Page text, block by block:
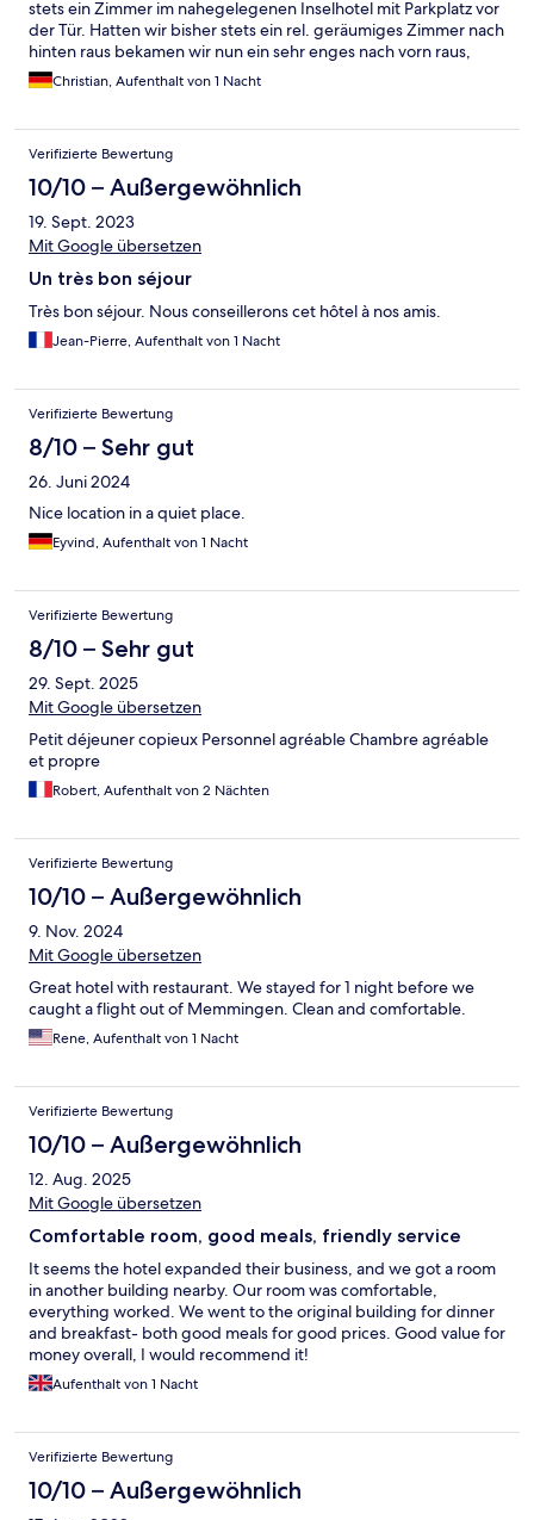
stets ein Zimmer im nahegelegenen Inselhotel mit Parkplatz vor
der Tür. Hatten wir bisher stets ein rel. geräumiges Zimmer nach
hinten raus bekamen wir nun ein sehr enges nach vorn raus,
zwar mit Balkon, aber bei einer Nacht nutzlos. Traditionell essen
wir in der Kunstmühle auch zu Abend. Essen war gut. Meine
sonst alles ok. Am nächsten Morgen nahmen wir auch dort das
Frühstück ein, da es auf Prospekten im Zimmer und an den
Tischen im Restaurant für einen günstigen Preis angepriesen
wurde. Als ich bezahlen wollte, rief die Wirtin aber einen
1,5fachen Preis fürs Frühstück auf mit der Begründung, die
Prospekte seinen alt. Hat mich viel Diskussion gekostet und sie
Preis einverstanden war. Diesmal sind wir also nicht so zufrieden.
Christian, Aufenthalt von 1 Nacht
Verifizierte Bewertung
10/10 – Außergewöhnlich
19. Sept. 2023
Mit Google übersetzen
Un très bon séjour
Très bon séjour. Nous conseillerons cet hôtel à nos amis.
Jean-Pierre, Aufenthalt von 1 Nacht
Verifizierte Bewertung
8/10 – Sehr gut
26. Juni 2024
Nice location in a quiet place.
Eyvind, Aufenthalt von 1 Nacht
Verifizierte Bewertung
8/10 – Sehr gut
29. Sept. 2025
Mit Google übersetzen
Petit déjeuner copieux Personnel agréable Chambre agréable
et propre
Robert, Aufenthalt von 2 Nächten
Verifizierte Bewertung
10/10 – Außergewöhnlich
9. Nov. 2024
Mit Google übersetzen
Great hotel with restaurant. We stayed for 1 night before we
caught a flight out of Memmingen. Clean and comfortable.
Rene, Aufenthalt von 1 Nacht
Verifizierte Bewertung
10/10 – Außergewöhnlich
12. Aug. 2025
Mit Google übersetzen
Comfortable room, good meals, friendly service
It seems the hotel expanded their business, and we got a room
in another building nearby. Our room was comfortable,
everything worked. We went to the original building for dinner
and breakfast- both good meals for good prices. Good value for
money overall, I would recommend it!
Aufenthalt von 1 Nacht
Verifizierte Bewertung
10/10 – Außergewöhnlich